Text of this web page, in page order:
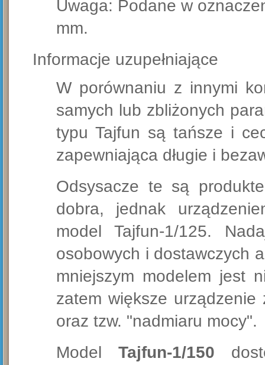
Uwaga: Podane w
mm.
Informacje uzupełniające
W porównaniu z innymi
samych lub zbliżonych
typu Tajfun są tańsze i
zapewniająca długie i
Odsysacze te są
dobra, jednak
model Tajfun-1/125.
osobowych i dostawczych
mniejszym modelem jest
zatem większe
oraz tzw. "nadmiaru mocy".
Model Tajfun-1/150